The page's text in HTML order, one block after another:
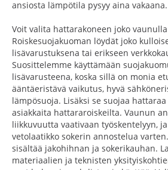
ansiosta lämpötila pysyy aina vakaana.
Voit valita hattarakoneen joko
Roiskesuojakuoman löydät joko
lisävarustuksena tai erikseen
Suosittelemme käyttämään
lisävarusteena, koska sillä on monia
ääntäeristävä vaikutus, hyvä
lämpösuoja. Lisäksi se suojaa
asiakkaita hattararoiskeilta. Vaunun
liikkuvuutta vaativaan työskentelyyn,
vetolaatikko sokerin annostelua
sisältää jakohihnan ja sokerikauhan.
materiaalien ja teknisten